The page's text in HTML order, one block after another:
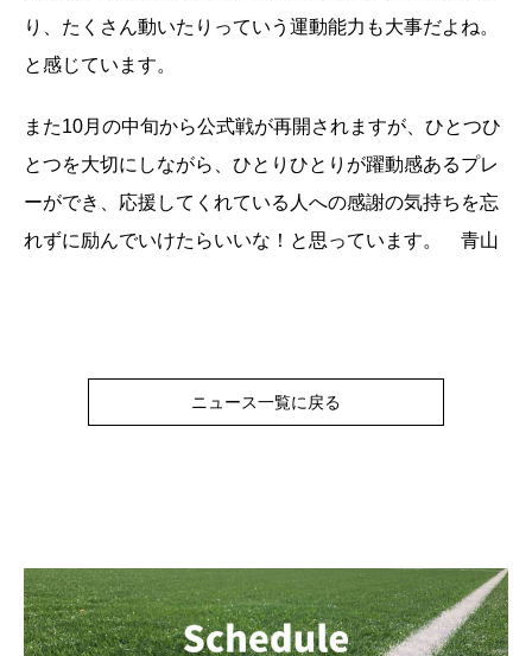
り、たくさん動いたりっていう運動能力も大事だよね。
と感じています。
また10月の中旬から公式戦が再開されますが、ひとつひ
とつを大切にしながら、ひとりひとりが躍動感あるプレ
ーができ、応援してくれている人への感謝の気持ちを忘
れずに励んでいけたらいいな！と思っています。 青山
ニュース一覧に戻る